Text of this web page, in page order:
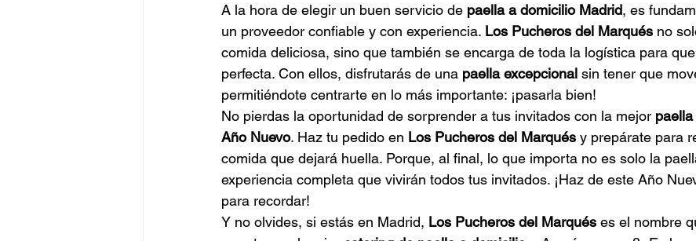
A la hora de elegir un buen servicio de paella a domicilio Madrid, es
un proveedor confiable y con experiencia. Los Pucheros del Marqués no
comida deliciosa, sino que también se encarga de toda la logística para
perfecta. Con ellos, disfrutarás de una paella excepcional sin tener que
permitiéndote centrarte en lo más importante: ¡pasarla bien!
No pierdas la oportunidad de sorprender a tus invitados con la mejor
Año Nuevo. Haz tu pedido en Los Pucheros del Marqués y prepárate para
comida que dejará huella. Porque, al final, lo que importa no es solo la
experiencia completa que vivirán todos tus invitados. ¡Haz de este Año
para recordar!
Y no olvides, si estás en Madrid, Los Pucheros del Marqués es el nombre